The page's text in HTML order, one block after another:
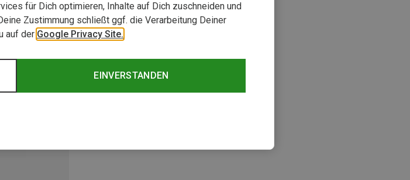
für Dich optimieren, Inhalte auf Dich zuschneiden und
Zustimmung schließt ggf. die Verarbeitung Deiner
auf der Google Privacy Site.
EINVERSTANDEN